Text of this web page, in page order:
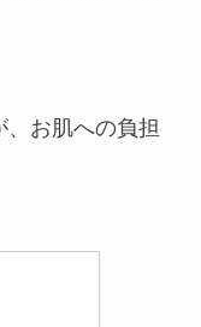
お肌への負担